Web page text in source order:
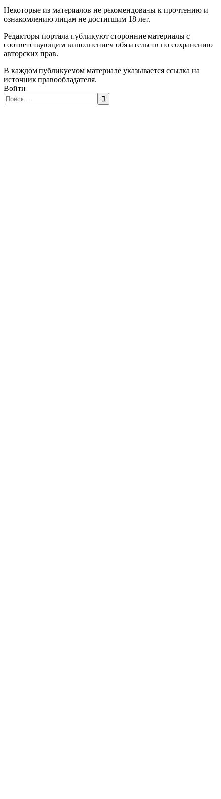
Некоторые из материалов не рекомендованы к прочтению и
ознакомлению лицам не достигшим 18 лет.
Редакторы портала публикуют сторонние материалы с
соответствующим выполнением обязательств по сохранению
авторских прав.
В каждом публикуемом материале указывается ссылка на
источник правообладателя.
Войти